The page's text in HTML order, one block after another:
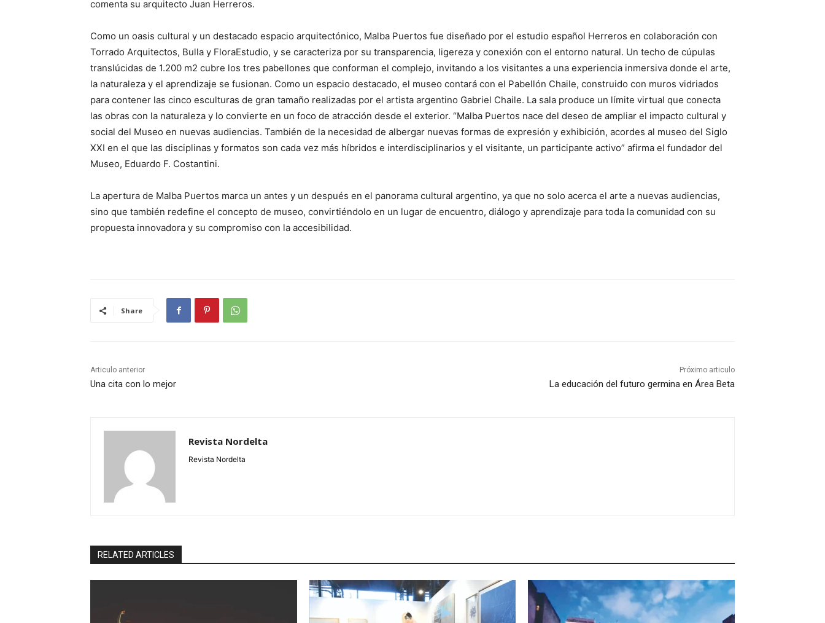
comenta su arquitecto Juan Herreros.
Como un oasis cultural y un destacado espacio arquitectónico, Malba Puertos fue diseñado por el estudio español Herreros en colaboración con
Torrado Arquitectos, Bulla y FloraEstudio, y se caracteriza por su transparencia, ligereza y conexión con el entorno natural. Un techo de cúpulas
translúcidas de 1.200 m2 cubre los tres pabellones que conforman el complejo, invitando a los visitantes a una experiencia inmersiva donde el arte,
la naturaleza y el aprendizaje se fusionan. Como un espacio destacado, el museo contará con el Pabellón Chaile, construido con muros vidriados
para contener las cinco esculturas de gran tamaño realizadas por el artista argentino Gabriel Chaile. La sala produce un límite virtual que conecta
las obras con la naturaleza y lo convierte en un foco de atracción desde el exterior. “Malba Puertos nace del deseo de ampliar el impacto cultural y
social del Museo en nuevas audiencias. También de la necesidad de albergar nuevas formas de expresión y exhibición, acordes al museo del Siglo
XXI en el que las disciplinas y formatos son cada vez más híbridos e interdisciplinarios y el visitante, un participante activo” afirma el fundador del
Museo, Eduardo F. Costantini.
La apertura de Malba Puertos marca un antes y un después en el panorama cultural argentino, ya que no solo acerca el arte a nuevas audiencias,
sino que también redefine el concepto de museo, convirtiéndolo en un lugar de encuentro, diálogo y aprendizaje para toda la comunidad con su
propuesta innovadora y su compromiso con la accesibilidad.
Share
Articulo anterior
Una cita con lo mejor
Próximo articulo
La educación del futuro germina en Área Beta
Revista Nordelta
Revista Nordelta
RELATED ARTICLES